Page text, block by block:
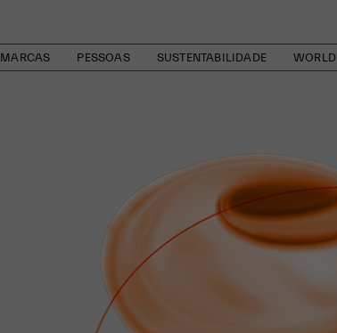
MARCAS PESSOAS SUSTENTABILIDADE WORLD